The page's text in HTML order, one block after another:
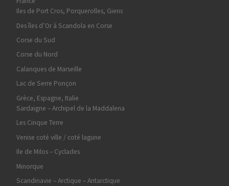
Iles de Port Cros, Porquerolles, Giens
Des îles d’Or à Scandola en Corse
Corse du Sud
Corse du Nord
Calanques de Marseille
Lac de Serre Ponçon
Grèce, Espagne, Italie
Sardaigne – Archipel de la Maddalena
Les Cinque Terre
Venise coté ville / coté lagune
Ile de Milos – Cyclades
Minorque
Scandinavie – Arctique – Antarctique